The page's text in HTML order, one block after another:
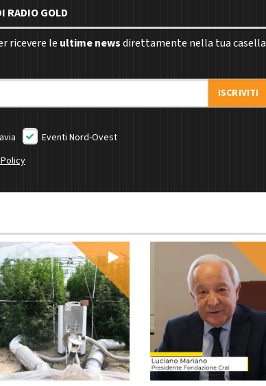
RADIO GOLD
ricevere le ultime newsdirettamente nella tua casella
ISCRIVITI
Eventi Nord-Ovest